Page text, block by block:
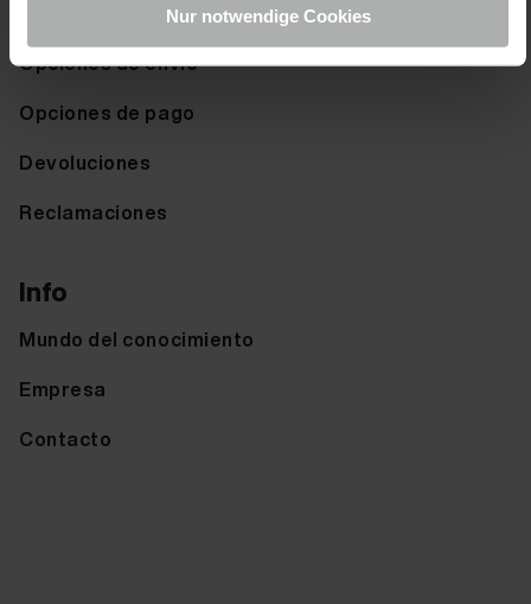
Nur notwendige Cookies
Opciones de envio
Opciones de pago
Devoluciones
Reclamaciones
Info
Mundo del conocimiento
Empresa
Contacto